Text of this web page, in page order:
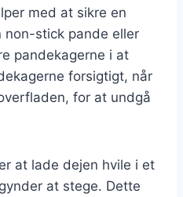
med at sikre en
stick pande eller
pandekagerne i at
forsigtigt, når
for at undgå
at lade dejen hvile i et
at stege. Dette